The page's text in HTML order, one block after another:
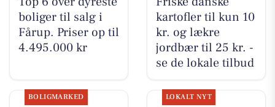
boliger til salg i
Fårup. Priser op til
4.495.000 kr
kartofler til kun 10
kr. og lækre
jordbær til 25 kr. -
se de lokale tilbud
BOLIGMARKED LOKALT NYT